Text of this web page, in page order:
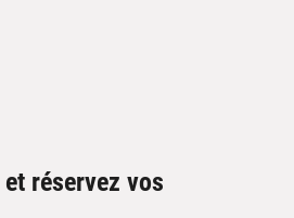
réservez vos